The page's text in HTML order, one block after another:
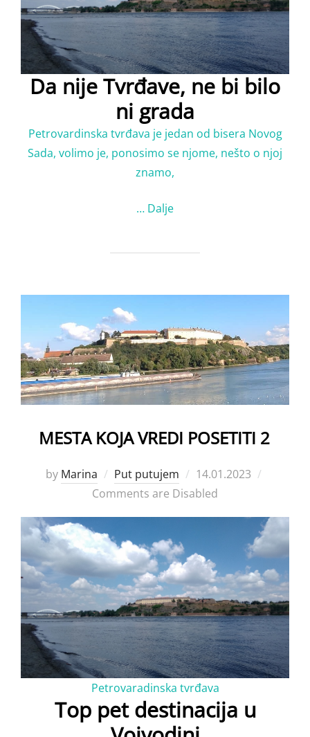
Da nije Tvrđave, ne bi bilo
ni grada
Petrovardinska tvrđava je jedan od bisera Novog
Sada, volimo je, ponosimo se njome, nešto o njoj
znamo,
… Dalje
MESTA KOJA VREDI POSETITI 2
by Marina Put putujem
Posted
on
14.01.2023
Comments are Disabled
Petrovaradinska tvrđava
Top pet destinacija u